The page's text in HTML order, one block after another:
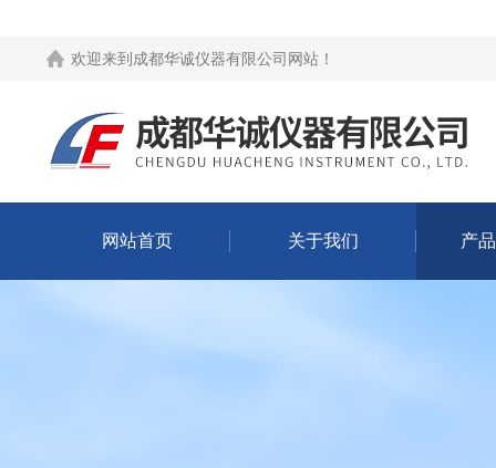
欢迎来到 成都华诚仪器有限公司网站 ！
网站首页 关于我们 产